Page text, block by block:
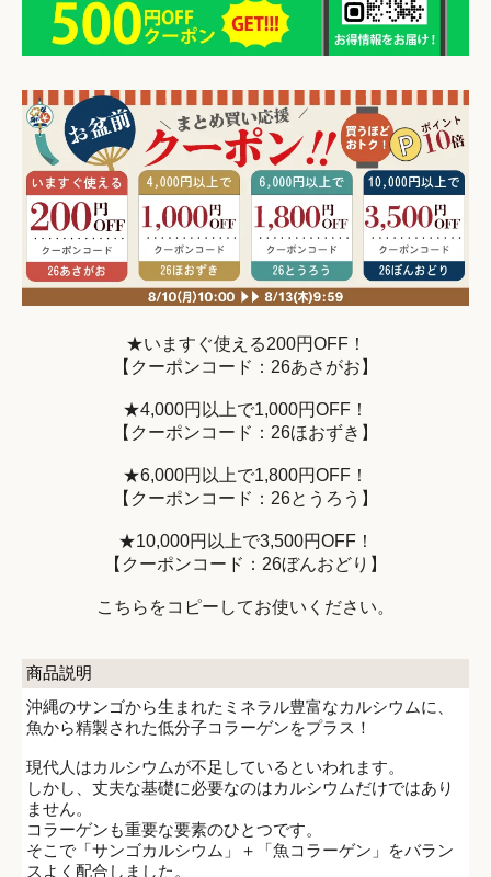
★いますぐ使える200円OFF！
【クーポンコード：26あさがお】
★4,000円以上で1,000円OFF！
【クーポンコード：26ほおずき】
★6,000円以上で1,800円OFF！
【クーポンコード：26とうろう】
★10,000円以上で3,500円OFF！
【クーポンコード：26ぼんおどり】
こちらをコピーしてお使いください。
商品説明
沖縄のサンゴから生まれたミネラル豊富なカルシウムに、
魚から精製された低分子コラーゲンをプラス！
現代人はカルシウムが不足しているといわれます。
しかし、丈夫な基礎に必要なのはカルシウムだけではあり
ません。
コラーゲンも重要な要素のひとつです。
そこで「サンゴカルシウム」＋「魚コラーゲン」をバラン
スよく配合しました。